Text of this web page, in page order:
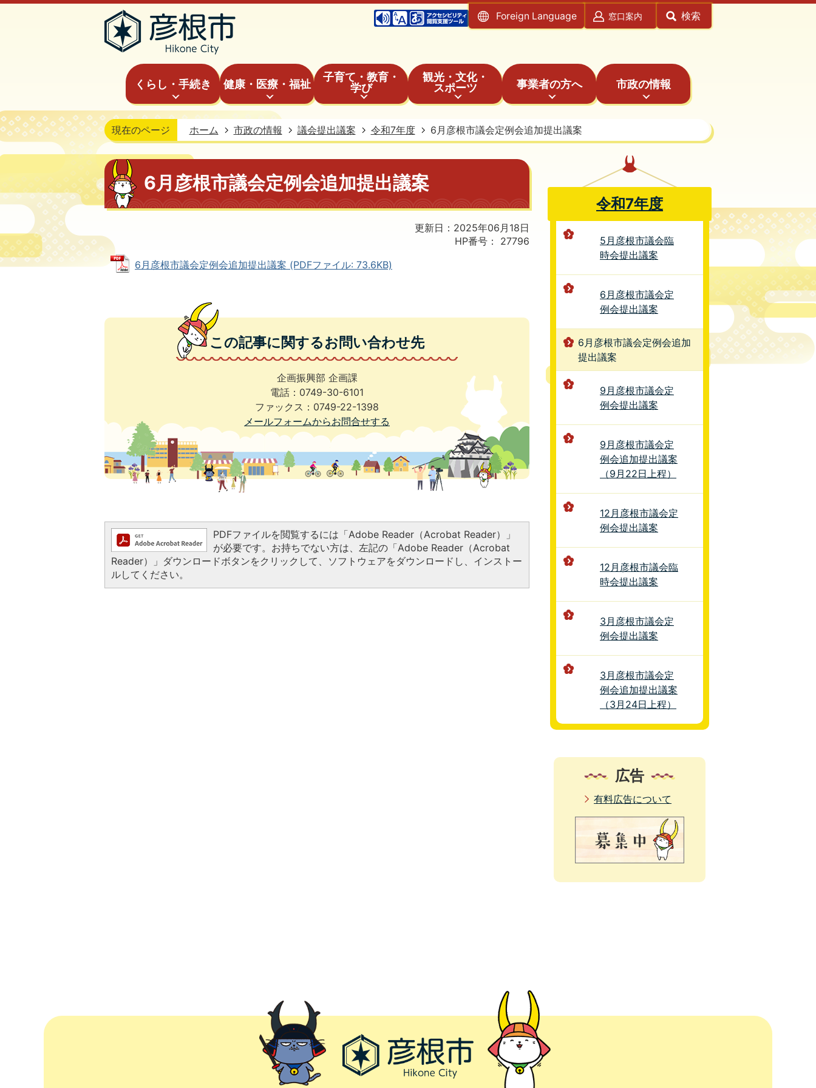
Foreign Language 窓口案内 検索
くらし・手続き 健康・医療・福祉
子育て・教育・
学び
観光・文化・
スポーツ
事業者の方へ 市政の情報
現在のページ ホーム 市政の情報 議会提出議案 令和7年度 6月彦根市議会定例会追加提出議案
6月彦根市議会定例会追加提出議案
更新日：2025年06月18日
HP番号：
27796
6月彦根市議会定例会追加提出議案 (PDFファイル: 73.6KB)
この記事に関するお問い合わせ先
企画振興部 企画課
電話：0749-30-6101
ファックス：0749-22-1398
メールフォームからお問合せする
PDFファイルを閲覧するには「Adobe Reader（Acrobat Reader）」
が必要です。お持ちでない方は、左記の「Adobe Reader（Acrobat
Reader）」ダウンロードボタンをクリックして、ソフトウェアをダウンロードし、インストー
ルしてください。
令和7年度
5月彦根市議会臨
時会提出議案
6月彦根市議会定
例会提出議案
6月彦根市議会定例会追加
提出議案
9月彦根市議会定
例会提出議案
9月彦根市議会定
例会追加提出議案
（9月22日上程）
12月彦根市議会定
例会提出議案
12月彦根市議会臨
時会提出議案
3月彦根市議会定
例会提出議案
3月彦根市議会定
例会追加提出議案
（3月24日上程）
広告
有料広告について